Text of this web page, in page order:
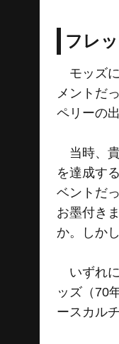
フレ
モッズに
メントだ
ペリーの
当時、貴
を達成す
ベントだ
お墨付き
か。しか
いずれに
ッズ（70
ースカル